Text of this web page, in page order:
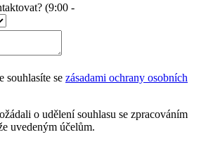
(9:00 -
souhlasíte se zásadami ochrany osobních
o udělení souhlasu se zpracováním
uvedeným účelům.